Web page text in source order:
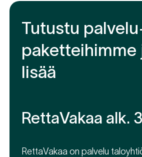
Tutustu
paketteihimme
lisää
RettaVakaa alk.
RettaVakaa on palvelu